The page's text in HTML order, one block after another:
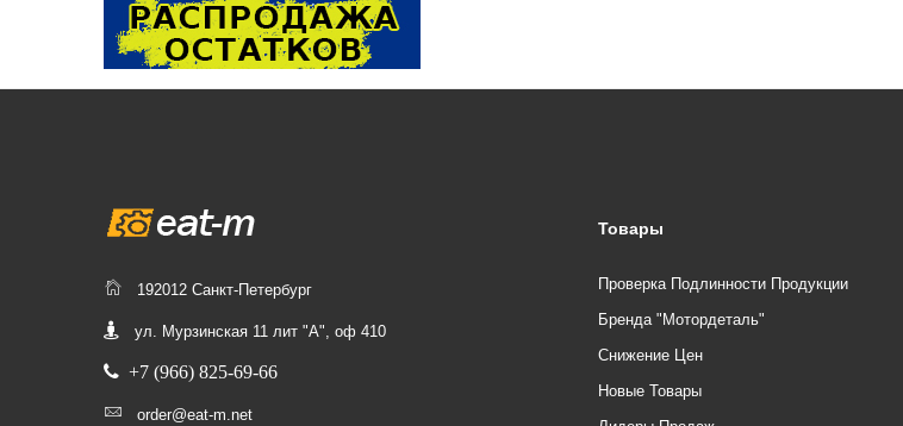
192012 Санкт-Петербург
ул. Мурзинская 11 лит "А", оф 410
+7 (966) 825-69-66
order@eat-m.net
Товары
Проверка Подлинности Продукции
Бренда "Мотордеталь"
Снижение Цен
Новые Товары